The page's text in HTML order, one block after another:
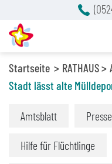
Startseite RATHAUS
Stadt lässt alte
Amtsblatt
Hilfe für Flüchtlinge